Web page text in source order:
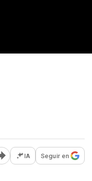
Abrir opciones para
IA Seguir en